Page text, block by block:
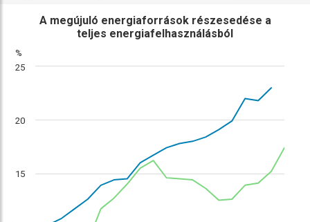
%
A megújuló energiaforrások részesedése a
teljes energiafelhasználásból
15
20
25